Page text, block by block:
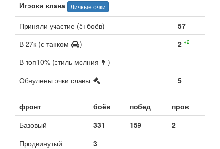
Игроки клана Личные очки
Приняли участие (5+боёв)
57
В 27к (с танком
) 2 +2
В топ10% (стиль молния
)
Обнулены очки славы
5
фронт боёв побед
пров
Базовый
331 159
2
Продвинутый
3